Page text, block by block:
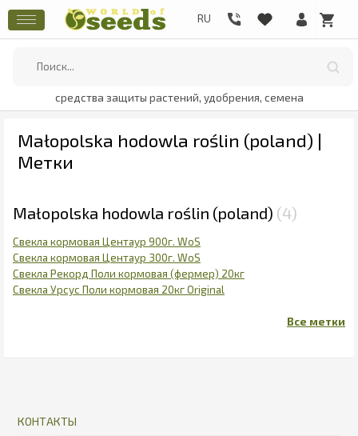
средства защиты растений, удобрения, семена
Małopolska hodowla roślin (poland) |
Метки
Małopolska hodowla roślin (poland) 4
Свекла кормовая Центаур 900г. WoS
Свекла кормовая Центаур 300г. WoS
Свекла Рекорд Поли кормовая (фермер) 20кг
Свекла Урсус Поли кормовая 20кг Original
КОНТАКТЫ